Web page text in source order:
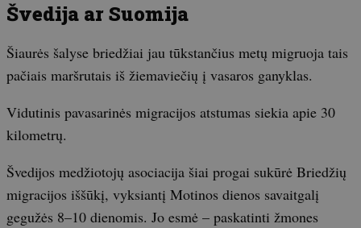
Švedija ar Suomija
Šiaurės šalyse briedžiai jau tūkstančius metų migruoja tais
pačiais maršrutais iš žiemaviečių į vasaros ganyklas.
Vidutinis pavasarinės migracijos atstumas siekia apie 30
kilometrų.
Švedijos medžiotojų asociacija šiai progai sukūrė Briedžių
migracijos iššūkį, vyksiantį Motinos dienos savaitgalį
gegužės 8–10 dienomis. Jo esmė – paskatinti žmones